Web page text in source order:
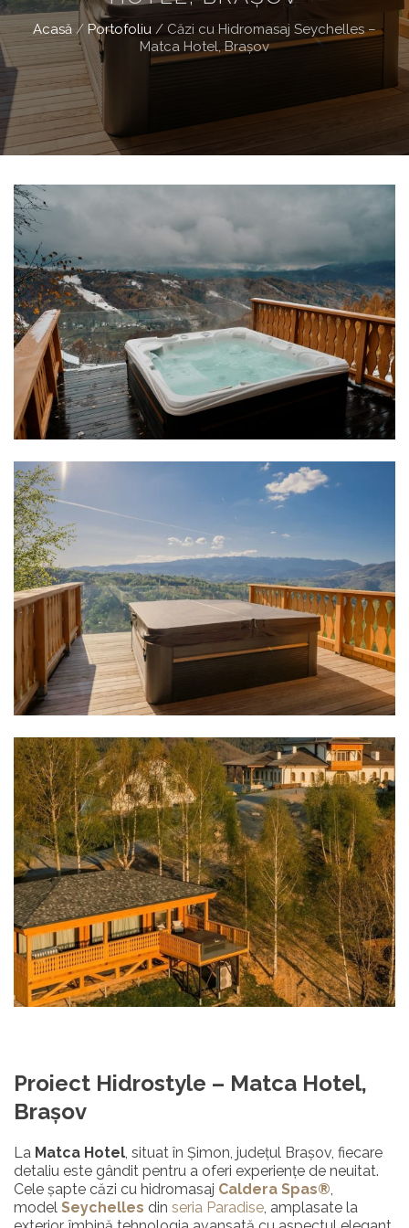
Acasă/ Portofoliu / Căzi cu Hidromasaj Seychelles –
Matca Hotel, Brașov
Proiect Hidrostyle – Matca Hotel,
Brașov
La Matca Hotel , situat în Șimon, județul Brașov, fiecare
detaliu este gândit pentru a oferi experiențe de neuitat.
Cele şapte căzi cu hidromasaj Caldera Spas®
model Seychelles din seria Paradise , amplasate la